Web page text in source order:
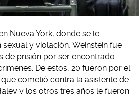
Nueva York, donde se le
y violación, Weinstein fue
de prisión por ser encontrado
De estos, 20 fueron por el
cometió contra la asistente de
y los otros tres años le fueron